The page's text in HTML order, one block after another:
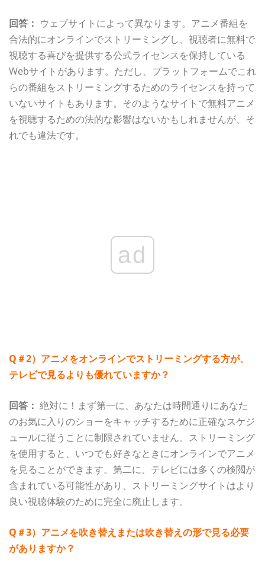
回答： ウェブサイトによって異なります。アニメ番組を
合法的にオンラインでストリーミングし、視聴者に無料で
視聴する喜びを提供する公式ライセンスを保持している
Webサイトがあります。ただし、プラットフォームでこれ
らの番組をストリーミングするためのライセンスを持って
いないサイトもあります。そのようなサイトで無料アニメ
を視聴するための法的な影響はないかもしれませんが、そ
れでも違法です。
ad
Q＃2）アニメをオンラインでストリーミングする方が、
テレビで見るよりも優れていますか？
回答： 絶対に！まず第一に、あなたは時間通りにあなた
のお気に入りのショーをキャッチするために正確なスケジ
ュールに従うことに制限されていません。ストリーミング
を使用すると、いつでも好きなときにオンラインでアニメ
を見ることができます。第二に、テレビには多くの検閲が
含まれている可能性があり、ストリーミングサイトはより
良い視聴体験のために完全に廃止します。
Q＃3）アニメを吹き替えまたは吹き替えの形で見る必要
がありますか？